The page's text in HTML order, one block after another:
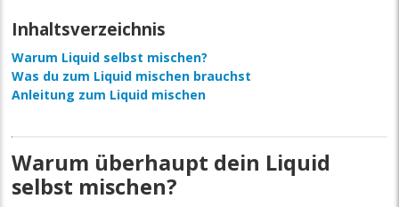
Inhaltsverzeichnis
Warum Liquid selbst mischen?
Was du zum Liquid mischen brauchst
Anleitung zum Liquid mischen
Warum überhaupt dein Liquid
selbst mischen?